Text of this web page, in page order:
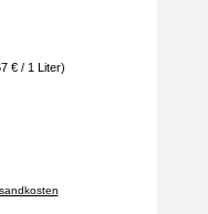
€ / 1 Liter)